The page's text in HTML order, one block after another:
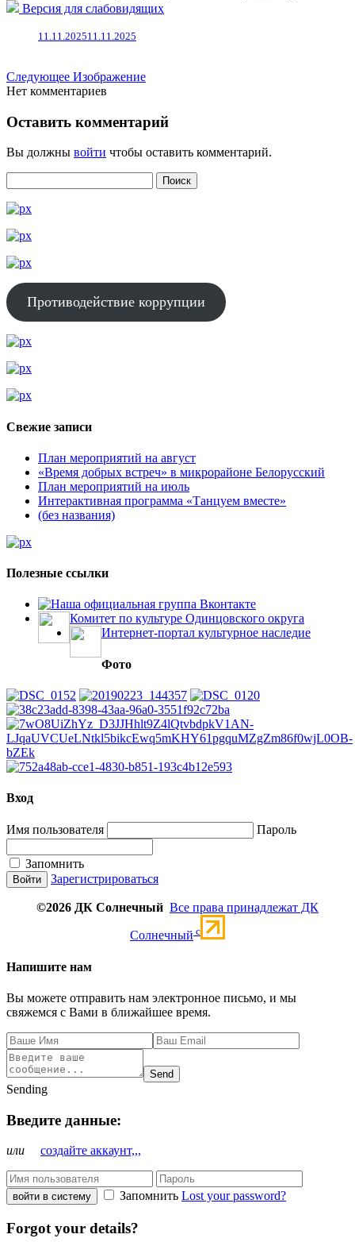
Версия для слабовидящих
11.11.202511.11.2025
Следующее Изображение
Нет комментариев
Оставить комментарий
Вы должны войти чтобы оставить комментарий.
Противодействие коррупции
Свежие записи
План мероприятий на август
«Время добрых встреч» в микрорайоне Белорусский
План мероприятий на июль
Интерактивная программа «Танцуем вместе»
(без названия)
Полезные ссылки
Наша официальная группа Вконтакте
Комитет по культуре Одинцовского округа
Интернет-портал культурное наследие
Фото
Вход
Имя пользователя Пароль
Запомнить
Зарегистрироваться
©2026 ДК Солнечный Все права принадлежат ДК
Солнечный c
Напишите нам
Вы можете отправить нам электронное письмо, и мы
свяжемся с Вами в ближайшее время.
Send
Sending
Введите данные:
или создайте аккаунт,,,
войти в систему Запомнить Lost your password?
Forgot your details?